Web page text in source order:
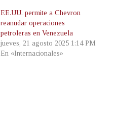
EE.UU. permite a Chevron
reanudar operaciones
petroleras en Venezuela
jueves, 21 agosto 2025 1:14 PM
En «Internacionales»